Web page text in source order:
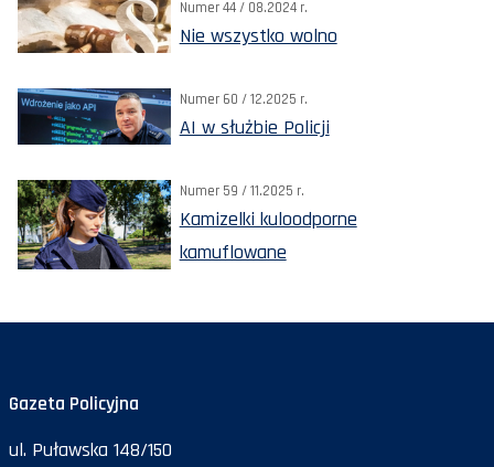
Numer 44 / 08.2024 r.
Nie wszystko wolno
Numer 60 / 12.2025 r.
AI w służbie Policji
Numer 59 / 11.2025 r.
Kamizelki kuloodporne
kamuflowane
Gazeta Policyjna
ul. Puławska 148/150